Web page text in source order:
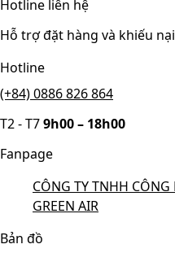
Hotline liên hệ
Hỗ trợ đặt hàng và khiếu
Hotline
(+84) 0886 826 864
T2 - T79h00 – 18h00
Fanpage
CÔNG TY TNHH
GREEN AIR
Bản đồ